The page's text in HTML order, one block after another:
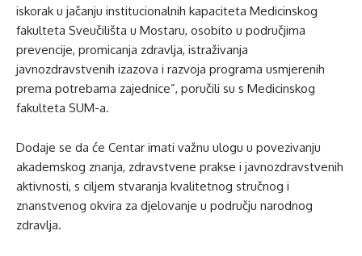
iskorak u jačanju institucionalnih kapaciteta Medicinskog
fakulteta Sveučilišta u Mostaru, osobito u područjima
prevencije, promicanja zdravlja, istraživanja
javnozdravstvenih izazova i razvoja programa usmjerenih
prema potrebama zajednice”, poručili su s Medicinskog
fakulteta SUM-a.
Dodaje se da će Centar imati važnu ulogu u povezivanju
akademskog znanja, zdravstvene prakse i javnozdravstvenih
aktivnosti, s ciljem stvaranja kvalitetnog stručnog i
znanstvenog okvira za djelovanje u području narodnog
zdravlja.